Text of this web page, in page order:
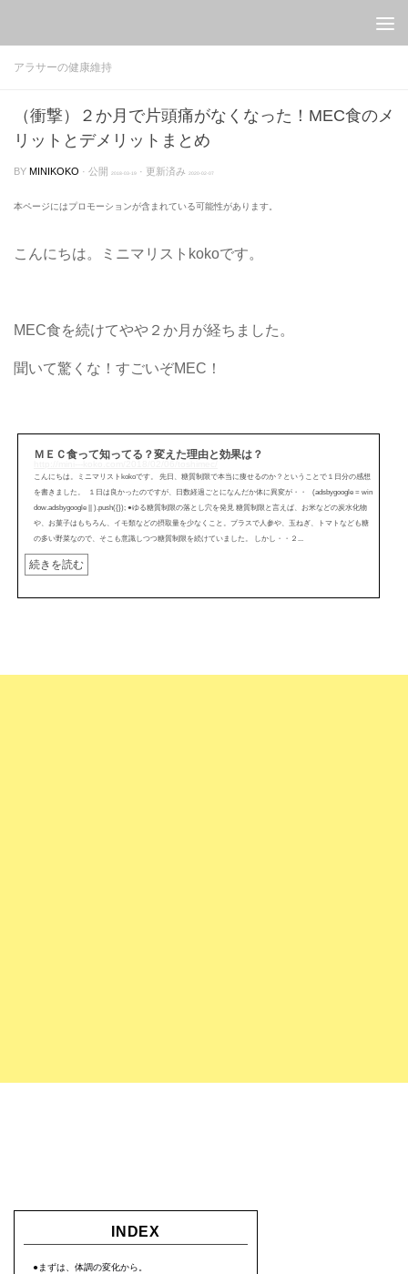
アラサーの健康維持
（衝撃）２か月で片頭痛がなくなった！MEC食のメ
リットとデメリットまとめ
BY MINIKOKO · 公開 2018-03-19 · 更新済み 2020-02-07
本ページにはプロモーションが含まれている可能性があります。
こんにちは。ミニマリストkokoです。
MEC食を続けてやや２か月が経ちました。
聞いて驚くな！すごいぞMEC！
ＭＥＣ食って知ってる？変えた理由と効果は？
こんにちは。ミニマリストkokoです。 先日、糖質制限で本当に痩せるのか？ということで１日分の感想
を書きました。 １日は良かったのですが、日数経過ごとになんだか体に異変が・・ (adsbygoogle = win
dow.adsbygoogle || ).push({}); ●ゆる糖質制限の落とし穴を発見 糖質制限と言えば、お米などの炭水化物
や、お菓子はもちろん、イモ類などの摂取量を少なくこと。プラスで人参や、玉ねぎ、トマトなども糖
の多い野菜なので、そこも意識しつつ糖質制限を続けていました。 しかし・・２...
続きを読む
INDEX
●まずは、体調の変化から。